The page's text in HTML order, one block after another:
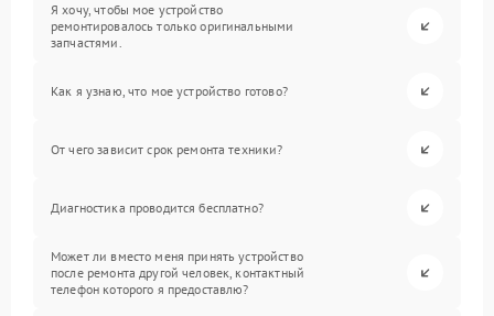
Я хочу, чтобы мое устройство
ремонтировалось только оригинальными
запчастями.
Как я узнаю, что мое устройство готово?
От чего зависит срок ремонта техники?
Диагностика проводится бесплатно?
Может ли вместо меня принять устройство
после ремонта другой человек, контактный
телефон которого я предоставлю?